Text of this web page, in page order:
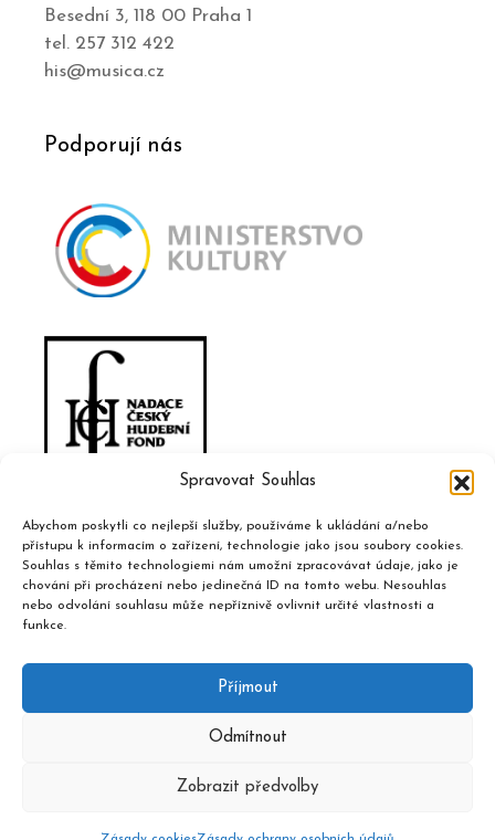
Spravovat Souhlas
Abychom poskytli co nejlepší služby, používáme k ukládání a/nebo
přístupu k informacím o zařízení, technologie jako jsou soubory cookies.
Souhlas s těmito technologiemi nám umožní zpracovávat údaje, jako je
chování při procházení nebo jedinečná ID na tomto webu. Nesouhlas
nebo odvolání souhlasu může nepříznivě ovlivnit určité vlastnosti a
funkce.
Příjmout
Odmítnout
Zobrazit předvolby
Besední 3, 118 00 Praha 1
tel. 257 312 422
his@musica.cz
Podporují nás
Dokument